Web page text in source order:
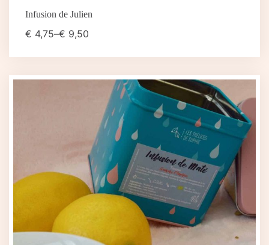
Infusion de Julien
€ 4,75–€ 9,50